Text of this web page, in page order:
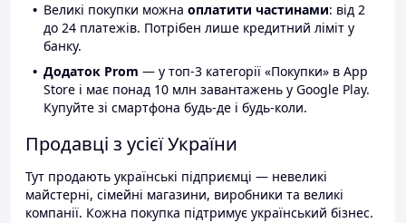
Великі покупки можна оплатити частинами: від 2
до 24 платежів. Потрібен лише кредитний ліміт у
банку.
Додаток Prom — у топ-3 категорії «Покупки» в App
Store і має понад 10 млн завантажень у Google Play.
Купуйте зі смартфона будь-де і будь-коли.
Продавці з усієї України
Тут продають українські підприємці — невеликі
майстерні, сімейні магазини, виробники та великі
компанії. Кожна покупка підтримує український бізнес.